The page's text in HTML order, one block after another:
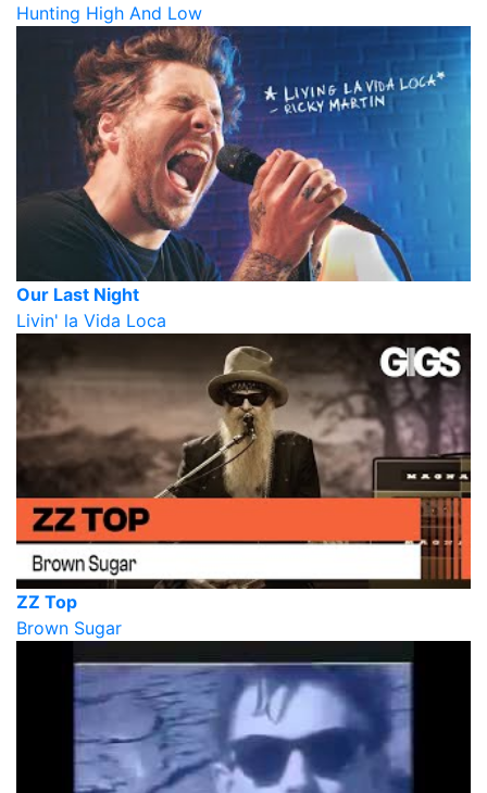
Hunting High And Low
Our Last Night
Livin' la Vida Loca
ZZ Top
Brown Sugar